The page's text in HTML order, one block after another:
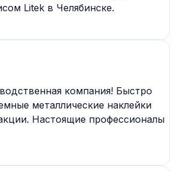
Litek в Челябинске.
компания! Быстро
металлические наклейки
Настоящие профессионалы